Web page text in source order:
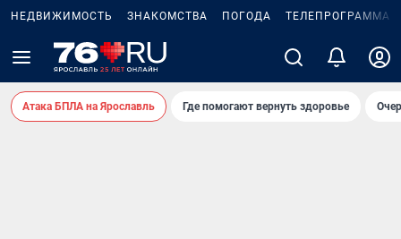
НЕДВИЖИМОСТЬ ЗНАКОМСТВА ПОГОДА ТЕЛЕПРОГРАММА
Атака БПЛА на Ярославль Где помогают вернуть здоровье